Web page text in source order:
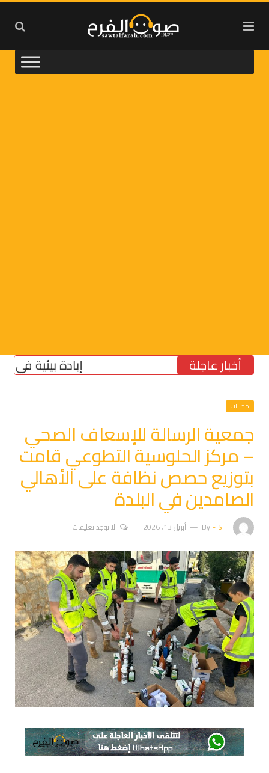
أخبار عاجلة إبادة بيئية في
محليات
جمعية الرسالة للإسعاف الصحي
– مركز الحلوسية التطوعي قامت
بتوزيع حصص نظافة على الأهالي
الصامدين في البلدة
ByF.S أبريل 13, 2026 لا توجد تعليقات